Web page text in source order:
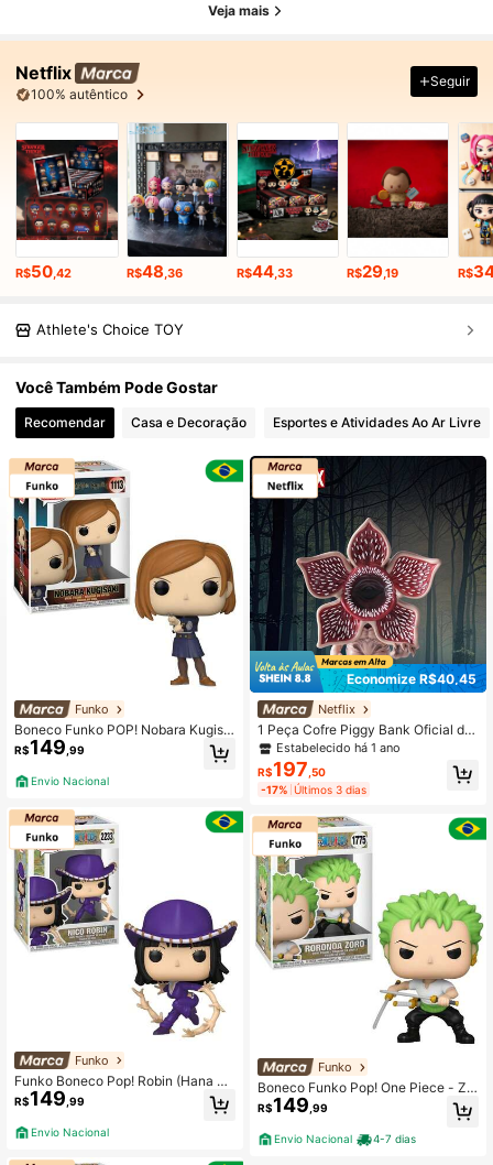
Veja mais
Netflix
100% autêntico
Seguir
R$50,42 R$48,36 R$44,33 R$29,19 R$
Athlete's Choice TOY
Você Também Pode Gostar
Recomendar Casa e Decoração Esportes e Atividades Ao Ar Livre
Funko
Boneco Funko POP! Nobara Kugisa
ki
R$149,99
Envio Nacional
Funko
Funko Boneco Pop! Robin (Hana Ha
na no Mi)
R$149,99
Envio Nacional
Economize R$40,45
Netflix
1 Peça Cofre Piggy Bank Oficial da
Netflix com Figura do Demogorgon,
Periférico de Filme, Colecionável, S
érie de Moedas, Caixa de Dinheiro,
Decoração de Mesa, Escultura, Mo
Estabelecido há 1 ano
R$197 ,50
-17% Últimos 3 dias
Funko
Boneco Funko Pop! One Piece - Zo
ro com Duas Espadas
R$149,99
Envio Nacional 4-7 dias